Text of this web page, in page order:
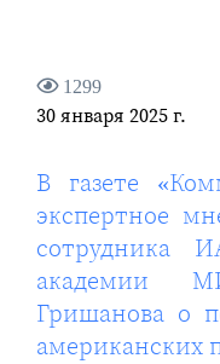
1299
30 января 2025 г.
В газете
экспертное
сотрудника
академии
Гришанова о
американских